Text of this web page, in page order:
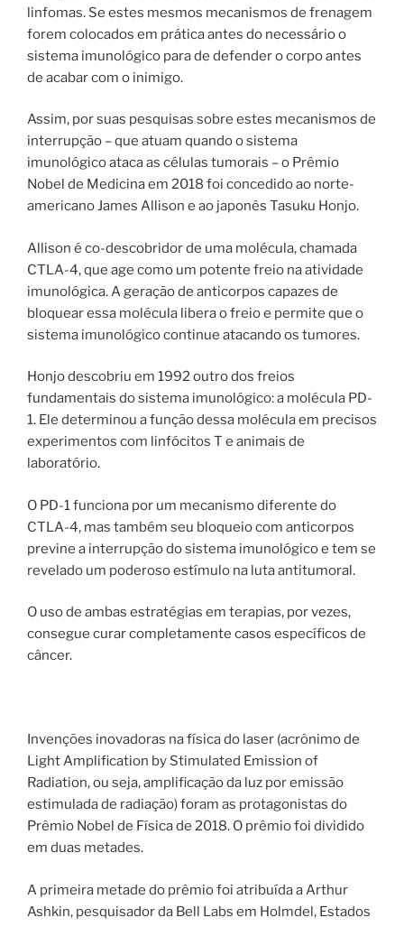
linfomas. Se estes mesmos mecanismos de frenagem
forem colocados em prática antes do necessário o
sistema imunológico para de defender o corpo antes
de acabar com o inimigo.
Assim, por suas pesquisas sobre estes mecanismos de
interrupção – que atuam quando o sistema
imunológico ataca as células tumorais – o Prêmio
Nobel de Medicina em 2018 foi concedido ao norte-
americano James Allison e ao japonês Tasuku Honjo.
Allison é co-descobridor de uma molécula, chamada
CTLA-4, que age como um potente freio na atividade
imunológica. A geração de anticorpos capazes de
bloquear essa molécula libera o freio e permite que o
sistema imunológico continue atacando os tumores.
Honjo descobriu em 1992 outro dos freios
fundamentais do sistema imunológico: a molécula PD-
1. Ele determinou a função dessa molécula em precisos
experimentos com linfócitos T e animais de
laboratório.
O PD-1 funciona por um mecanismo diferente do
CTLA-4, mas também seu bloqueio com anticorpos
previne a interrupção do sistema imunológico e tem se
revelado um poderoso estímulo na luta antitumoral.
O uso de ambas estratégias em terapias, por vezes,
consegue curar completamente casos específicos de
câncer.
Invenções inovadoras na física do laser (acrônimo de
Light Amplification by Stimulated Emission of
Radiation, ou seja, amplificação da luz por emissão
estimulada de radiação) foram as protagonistas do
Prêmio Nobel de Física de 2018. O prêmio foi dividido
em duas metades.
A primeira metade do prêmio foi atribuída a Arthur
Ashkin, pesquisador da Bell Labs em Holmdel, Estados